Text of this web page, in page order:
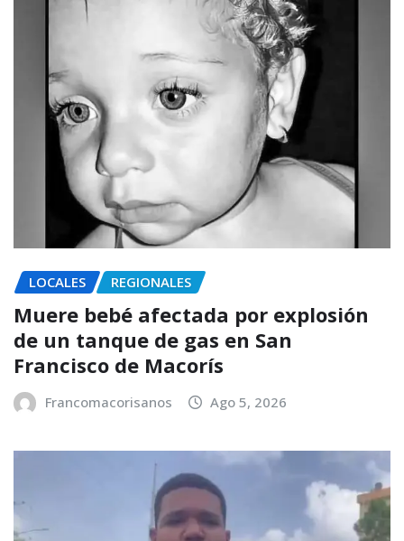
LOCALES REGIONALES
Muere bebé afectada por explosión
de un tanque de gas en San
Francisco de Macorís
Francomacorisanos Ago 5, 2026